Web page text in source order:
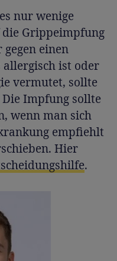
nur wenige
Grippeimpfung
einen
ist oder
vermutet, sollte
Impfung sollte
wenn man sich
empfiehlt
Hier
.